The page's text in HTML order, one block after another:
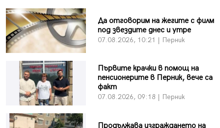
Да отговорим на жегите с филм
под звездите днес и утре
07.08.2026, 10:21 | Перник
Първите крачки в помощ на
пенсионерите в Перник, вече са
факт
07.08.2026, 09:18 | Перник
Продължава изграждането на